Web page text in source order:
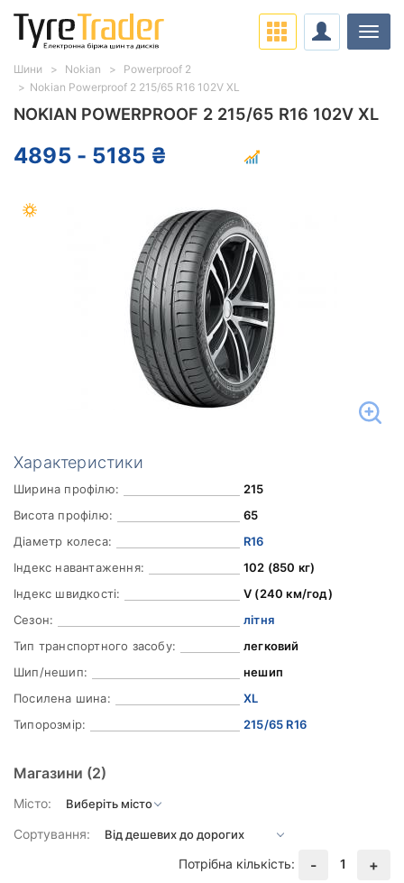
NOKIAN POWERPROOF 2 215/65 R16 102V XL
4895 - 5185 ₴
Характеристики
Ширина профілю:
215
Висота профілю:
65
Діаметр колеса:
R16
Індекс навантаження:
102 (850 кг)
Індекс швидкості:
V (240 км/год)
Сезон:
літня
Тип транспортного засобу:
легковий
Шип/нешип:
нешип
Посилена шина:
XL
Типорозмір:
215/65 R16
Магазини (2)
Місто:
Сортування:
Потрібна кількість:
- 1 +
Шини Nokian
Powerproof 2
Nokian Powerproof 2 215/65 R16 102V XL